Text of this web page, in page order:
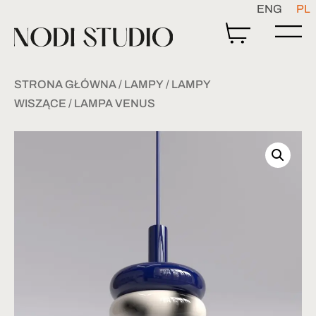
ENG PL
STRONA GŁÓWNA/ LAMPY / LAMPY
WISZĄCE / LAMPA VENUS